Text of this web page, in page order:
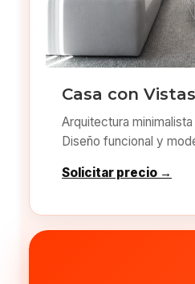
Casa con
Arquitectura
Diseño funcional y
Solicitar precio →